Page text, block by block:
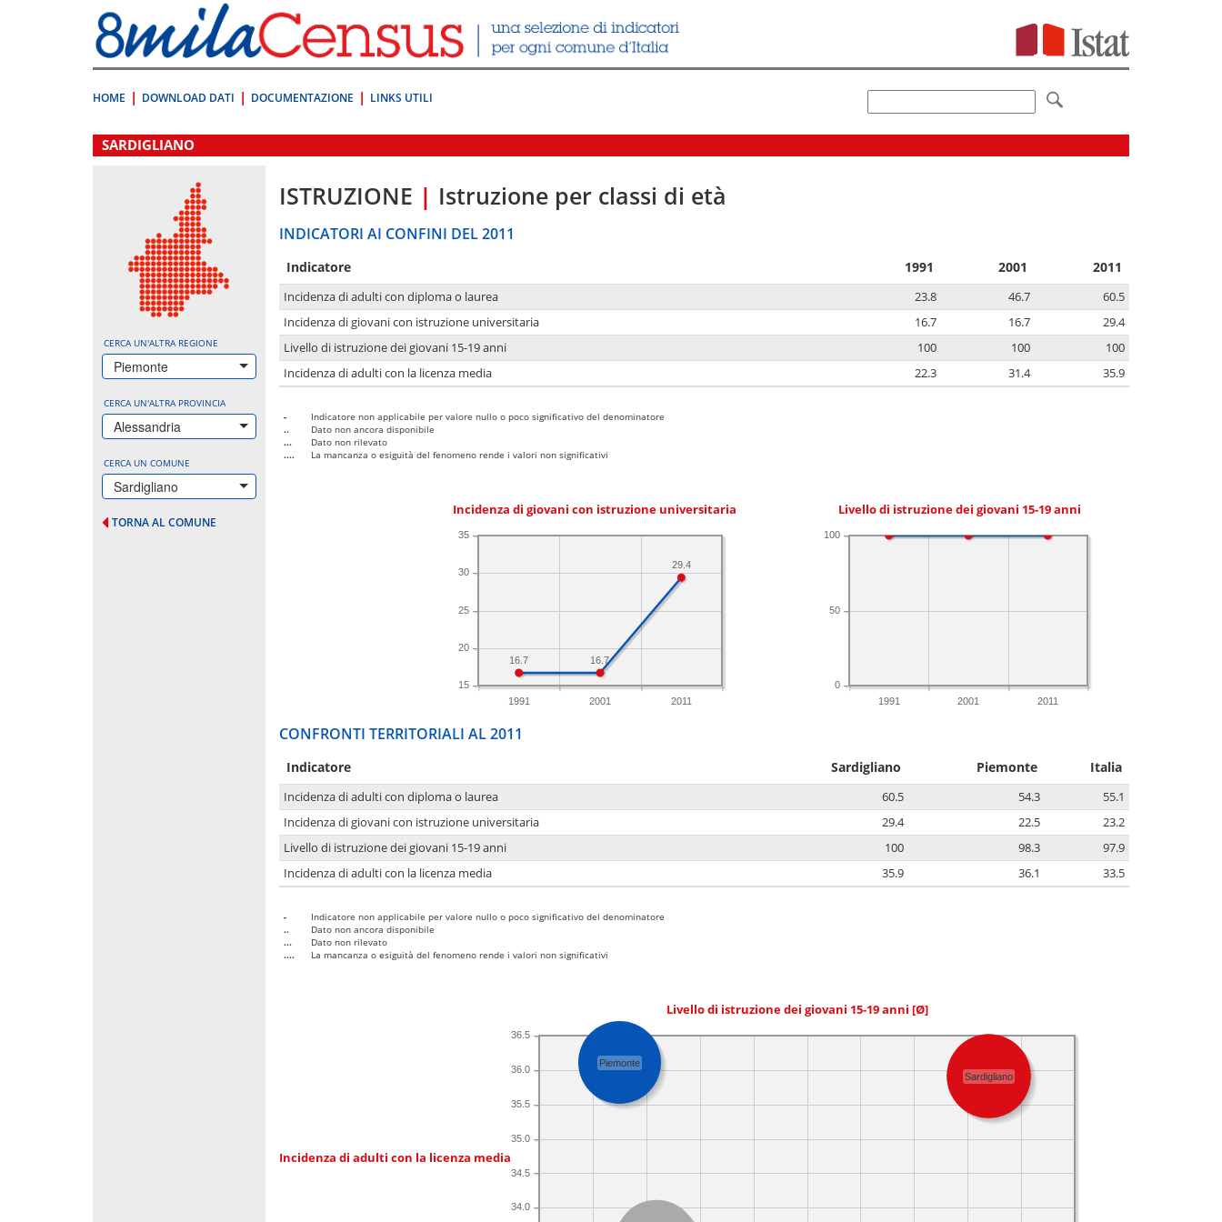
direttamente
a:
Contenuto
HOME DOWNLOAD DATI DOCUMENTAZIONE LINKS UTILI
.
SARDIGLIANO
CERCA UN'ALTRA REGIONE
Piemonte
CERCA UN'ALTRA PROVINCIA
Alessandria
CERCA UN COMUNE
Sardigliano
TORNA AL COMUNE
ISTRUZIONE | Istruzione per classi di età
INDICATORI AI CONFINI DEL 2011
Indicatore 1991 2001 2011
Incidenza di adulti con diploma o laurea 23.8 46.7
60.5
Incidenza di giovani con istruzione universitaria
16.7 16.7
29.4
Livello di istruzione dei giovani 15-19 anni
100 100
100
Incidenza di adulti con la licenza media
22.3 31.4 35.9
-
Indicatore non applicabile per valore nullo o poco significativo del denominatore
..
Dato non ancora disponibile
...
Dato non rilevato
....
La mancanza o esiguità del fenomeno rende i valori non significativi
Incidenza di giovani con istruzione universitaria
1991 2001 2011
15
20
25
30
35
29.4
16.7
16.7
Livello di istruzione dei giovani 15-19 anni
1991 2001 2011
0
50
100
CONFRONTI TERRITORIALI AL 2011
Indicatore Sardigliano Piemonte Italia
Incidenza di adulti con diploma o laurea 60.5 54.3
55.1
Incidenza di giovani con istruzione universitaria
29.4 22.5
23.2
Livello di istruzione dei giovani 15-19 anni
100 98.3
97.9
Incidenza di adulti con la licenza media
35.9 36.1 33.5
-
Indicatore non applicabile per valore nullo o poco significativo del denominatore
..
Dato non ancora disponibile
...
Dato non rilevato
....
La mancanza o esiguità del fenomeno rende i valori non significativi
Livello di istruzione dei giovani 15-19 anni [Ø]
Incidenza di adulti con la licenza media
34.0
34.5
35.0
35.5
36.0
36.5
Sardigliano
Piemonte